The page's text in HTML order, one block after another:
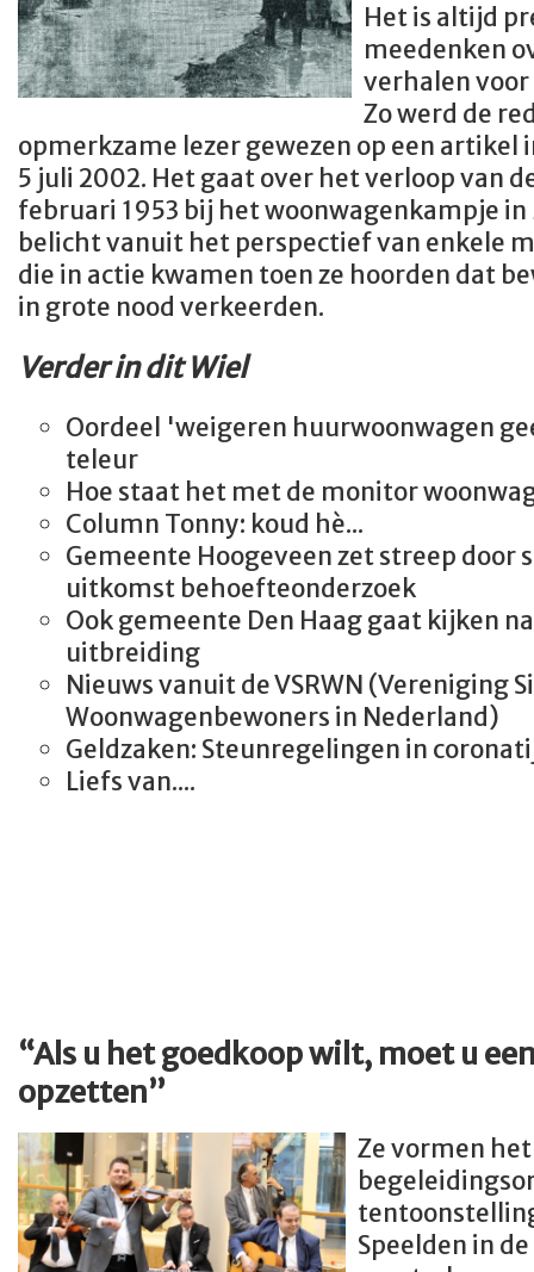
Het is altijd
meedenken
verhalen voor
Zo werd de
opmerkzame lezer gewezen op een artikel
5 juli 2002. Het gaat over het verloop van
februari 1953 bij het woonwagenkampje
belicht vanuit het perspectief van enkele
die in actie kwamen toen ze hoorden dat
in grote nood verkeerden.
Verder in dit Wiel
Oordeel 'weigeren huurwoonwagen
teleur
Hoe staat het met de monitor
Column Tonny: koud hè...
Gemeente Hoogeveen zet streep
uitkomst behoefteonderzoek
Ook gemeente Den Haag gaat kijken
uitbreiding
Nieuws vanuit de VSRWN (Vereniging
Woonwagenbewoners in Nederland)
Geldzaken: Steunregelingen in
Liefs van....
“Als u het goedkoop wilt, moet u
opzetten”
Ze vormen
Speelden in